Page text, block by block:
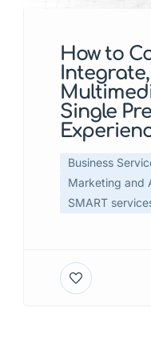
How to
Single
Business
Marketing and
SMART